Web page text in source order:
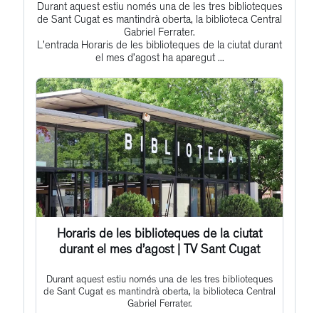
Profile
Get
to
this
post
Durant aquest estiu només una de les tres biblioteques
de Sant Cugat es mantindrà oberta, la biblioteca Central
Gabriel Ferrater.
L'entrada Horaris de les biblioteques de la ciutat durant
el mes d’agost ha aparegut ...
Horaris de les biblioteques de la ciutat
durant el mes d’agost | TV Sant Cugat
Durant aquest estiu només una de les tres biblioteques
de Sant Cugat es mantindrà oberta, la biblioteca Central
Gabriel Ferrater.